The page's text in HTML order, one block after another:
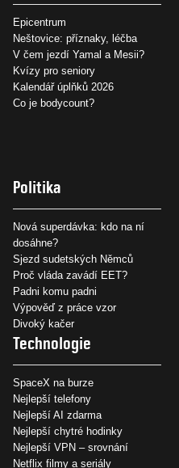
Epicentrum
Neštovice: příznaky, léčba
V čem jezdí Yamal a Mesii?
Kvízy pro seniory
Kalendář úplňků 2026
Co je bodycount?
Politika
Nová superdávka: kdo na ní
dosáhne?
Sjezd sudetských Němců
Proč vláda zavádí EET?
Padni komu padni
Výpověď z práce vzor
Divoký kačer
Technologie
SpaceX na burze
Nejlepší telefony
Nejlepší AI zdarma
Nejlepší chytré hodinky
Nejlepší VPN – srovnání
Netflix filmy a seriály